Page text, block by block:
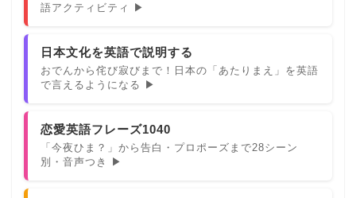
語アクティビティ ▶
日本文化を英語で説明する
おでんから侘び寂びまで！日本の「あたりまえ」を英語
で言えるようになる ▶
恋愛英語フレーズ1040
「今夜ひま？」から告白・プロポーズまで28シーン
別・音声つき ▶